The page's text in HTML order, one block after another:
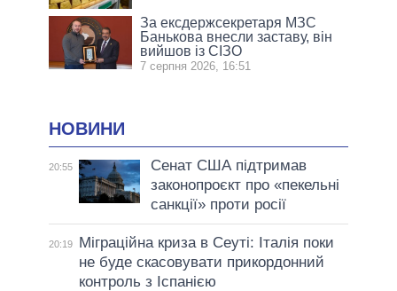
За ексдержсекретаря МЗС
Банькова внесли заставу, він
вийшов із СІЗО
7 серпня 2026, 16:51
НОВИНИ
20:55
Сенат США підтримав
законопроєкт про «пекельні
санкції» проти росії
20:19
Міграційна криза в Сеуті: Італія поки
не буде скасовувати прикордонний
контроль з Іспанією